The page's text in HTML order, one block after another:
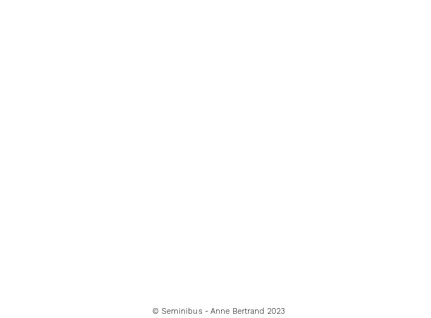
© Seminibus - Anne Bertrand 2023